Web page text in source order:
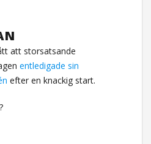
att storsatsande
entledigade sin
efter en knackig start.